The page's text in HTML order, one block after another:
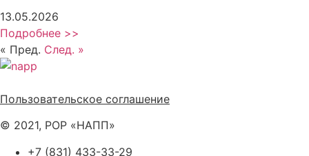
13.05.2026
Подробнее >>
« Пред. След. »
Пользовательское соглашение
© 2021, РОР «НАПП»
+7 (831) 433-33-29